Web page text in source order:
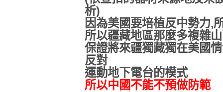
析)
因為美國要培植反中勢力,
所以疆藏地區那麼多複雜
保證將來疆獨藏獨在美國
反對
運動地下電台的模式
所以中國不能不預做防範